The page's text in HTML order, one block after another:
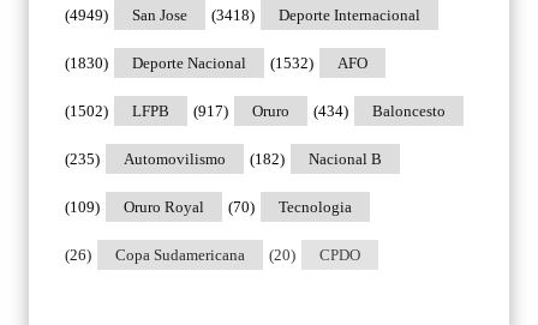
San Jose
(4949) Deporte Internacional
(3418)
Deporte Nacional
(1830) AFO
(1532)
LFPB
(1502) Oruro
(917) Baloncesto
(434)
Automovilismo
(235) Nacional B
(182)
Oruro Royal
(109) Tecnologia
(70)
Copa Sudamericana
(26) CPDO
(20)